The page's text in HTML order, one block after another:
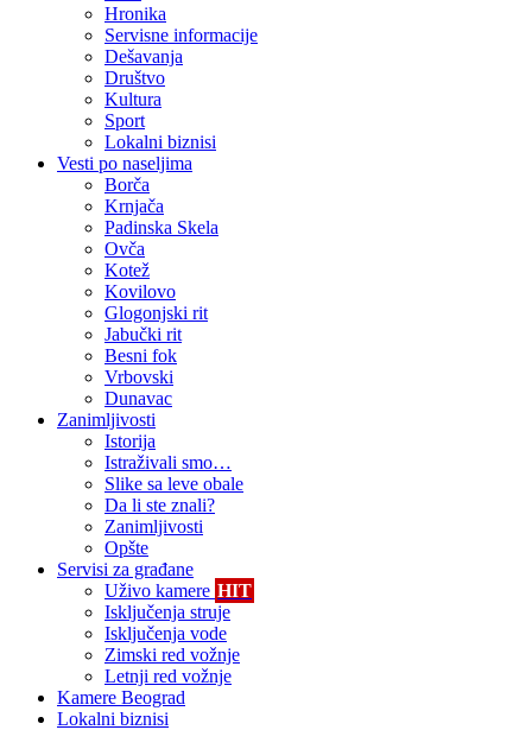
Hronika
Servisne informacije
Dešavanja
Društvo
Kultura
Sport
Lokalni biznisi
Vesti po naseljima
Borča
Krnjača
Padinska Skela
Ovča
Kotež
Kovilovo
Glogonjski rit
Jabučki rit
Besni fok
Vrbovski
Dunavac
Zanimljivosti
Istorija
Istraživali smo…
Slike sa leve obale
Da li ste znali?
Zanimljivosti
Opšte
Servisi za građane
Uživo kamere HIT
Isključenja struje
Isključenja vode
Zimski red vožnje
Letnji red vožnje
Kamere Beograd
Lokalni biznisi